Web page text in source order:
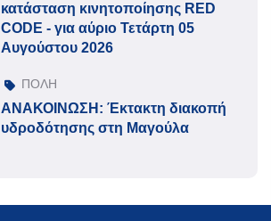
κατάσταση κινητοποίησης RED
CODE - για αύριο Τετάρτη 05
Αυγούστου 2026
ΠΟΛΗ
ΑΝΑΚΟΙΝΩΣΗ: Έκτακτη διακοπή
υδροδότησης στη Μαγούλα